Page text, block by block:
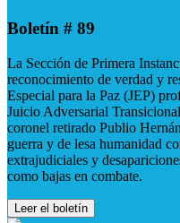
Boletín # 89
La Sección de Primera
reconocimiento de verdad y
Especial para la Paz (JEP)
Juicio Adversarial
coronel retirado Publio
guerra y de lesa humanidad
extrajudiciales y
como bajas en combate.
Leer el boletín